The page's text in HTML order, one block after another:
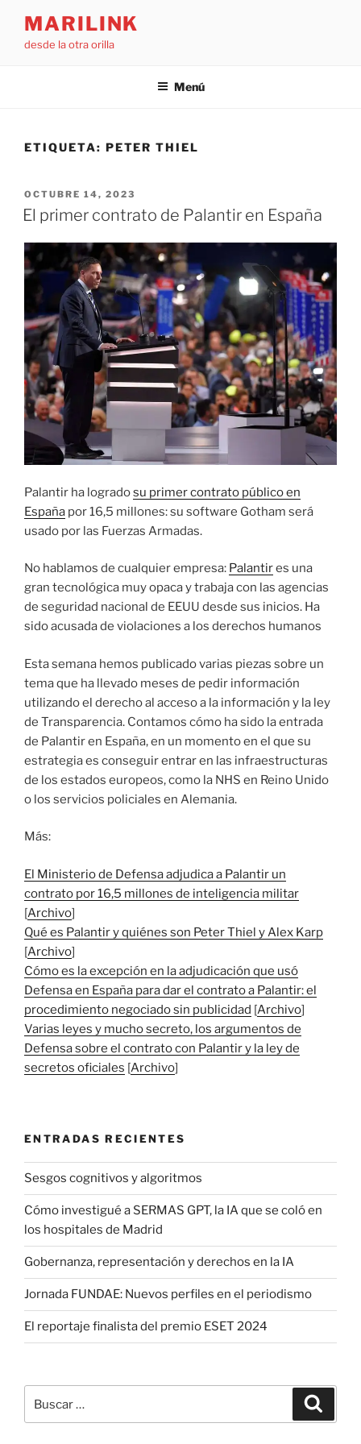
contenido
MARILINK
desde la otra orilla
Menú
ETIQUETA: PETER THIEL
PUBLICADO
EL
OCTUBRE 14, 2023
El primer contrato de Palantir en España
Palantir ha logradosu primer contrato público en
España por 16,5 millones: su software Gotham será
usado por las Fuerzas Armadas.
No hablamos de cualquier empresa: Palantires una
gran tecnológica muy opaca y trabaja con las agencias
de seguridad nacional de EEUU desde sus inicios. Ha
sido acusada de violaciones a los derechos humanos
Esta semana hemos publicado varias piezas sobre un
tema que ha llevado meses de pedir información
utilizando el derecho al acceso a la información y la ley
de Transparencia. Contamos cómo ha sido la entrada
de Palantir en España, en un momento en el que su
estrategia es conseguir entrar en las infraestructuras
de los estados europeos, como la NHS en Reino Unido
o los servicios policiales en Alemania.
Más:
El Ministerio de Defensa adjudica a Palantir un
contrato por 16,5 millones de inteligencia militar
[Archivo]
Qué es Palantir y quiénes son Peter Thiel y Alex Karp
[Archivo]
Cómo es la excepción en la adjudicación que usó
Defensa en España para dar el contrato a Palantir: el
procedimiento negociado sin publicidad [Archivo]
Varias leyes y mucho secreto, los argumentos de
Defensa sobre el contrato con Palantir y la ley de
secretos oficiales [Archivo]
ENTRADAS RECIENTES
Sesgos cognitivos y algoritmos
Cómo investigué a SERMAS GPT, la IA que se coló en
los hospitales de Madrid
Gobernanza, representación y derechos en la IA
Jornada FUNDAE: Nuevos perfiles en el periodismo
El reportaje finalista del premio ESET 2024
por: